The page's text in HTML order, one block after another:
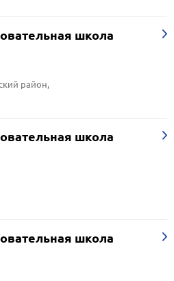
школа
район,
школа
школа